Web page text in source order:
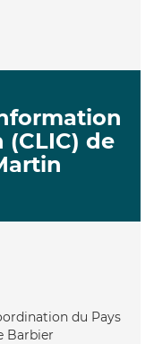
de
du Pays
Barbier